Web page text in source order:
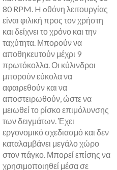
80 RPM. H oθόνη λειτουργίας
είναι φιλική προς τον χρήστη
και δείχνει το χρόνο και την
ταχύτητα. Μπορούν να
αποθηκευτούν μέχρι 9
πρωτόκολλα. Οι κύλινδροι
μπορούν εύκολα να
αφαιρεθούν και να
αποστειρωθούν, ώστε να
μειωθεί το ρίσκο επιμόλυνσης
των δειγμάτων. Έχει
εργονομικό σχεδιασμό και δεν
καταλαμβάνει μεγάλο χώρο
στον πάγκο. Μπορεί επίσης να
χρησιμοποιηθεί μέσα σε